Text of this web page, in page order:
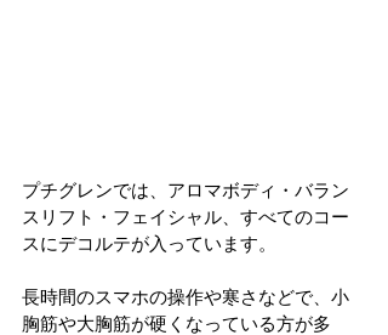
プチグレンでは、アロマボディ・バラン
スリフト・フェイシャル、すべてのコー
スにデコルテが入っています。
長時間のスマホの操作や寒さなどで、小
胸筋や大胸筋が硬くなっている方が多